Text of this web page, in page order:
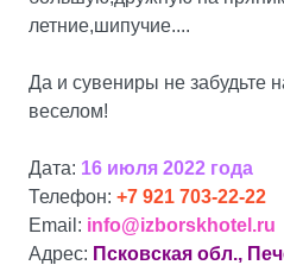
летние,шипучие....
Да и сувениры не забудьте
веселом!
Дата: 16 июля 2022 года
Телефон: +7 921 703-22-22
Email: info@izborskhotel.ru
Адрес: Псковская обл.,